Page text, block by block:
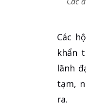
Các
khẩn
lãnh
tạm,
ra.